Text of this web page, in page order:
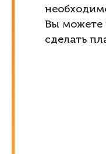
Вы можете
сделать